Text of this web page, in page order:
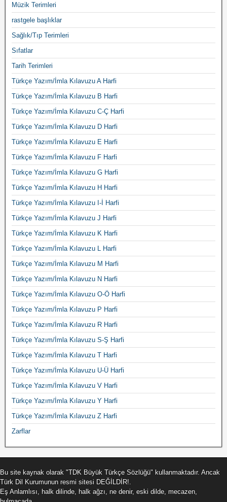
Müzik Terimleri
rastgele başlıklar
Sağlık/Tıp Terimleri
Sıfatlar
Tarih Terimleri
Türkçe Yazım/İmla Kılavuzu A Harfi
Türkçe Yazım/İmla Kılavuzu B Harfi
Türkçe Yazım/İmla Kılavuzu C-Ç Harfi
Türkçe Yazım/İmla Kılavuzu D Harfi
Türkçe Yazım/İmla Kılavuzu E Harfi
Türkçe Yazım/İmla Kılavuzu F Harfi
Türkçe Yazım/İmla Kılavuzu G Harfi
Türkçe Yazım/İmla Kılavuzu H Harfi
Türkçe Yazım/İmla Kılavuzu I-İ Harfi
Türkçe Yazım/İmla Kılavuzu J Harfi
Türkçe Yazım/İmla Kılavuzu K Harfi
Türkçe Yazım/İmla Kılavuzu L Harfi
Türkçe Yazım/İmla Kılavuzu M Harfi
Türkçe Yazım/İmla Kılavuzu N Harfi
Türkçe Yazım/İmla Kılavuzu O-Ö Harfi
Türkçe Yazım/İmla Kılavuzu P Harfi
Türkçe Yazım/İmla Kılavuzu R Harfi
Türkçe Yazım/İmla Kılavuzu S-Ş Harfi
Türkçe Yazım/İmla Kılavuzu T Harfi
Türkçe Yazım/İmla Kılavuzu U-Ü Harfi
Türkçe Yazım/İmla Kılavuzu V Harfi
Türkçe Yazım/İmla Kılavuzu Y Harfi
Türkçe Yazım/İmla Kılavuzu Z Harfi
Zarflar
Bu site kaynak olarak "TDK Büyük Türkçe Sözlüğü" kullanmaktadır. Ancak
Türk Dil Kurumunun resmi sitesi DEĞİLDİR!.
Eş Anlamlısı, halk dilinde, halk ağzı, ne denir, eski dilde, mecazen,